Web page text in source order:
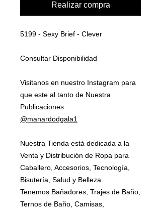
Realizar compra
5199 - Sexy Brief - Clever
Consultar Disponibilidad
Visitanos en nuestro Instagram para
que este al tanto de Nuestra
Publicaciones
@manardodgala1
Nuestra Tienda está dedicada a la
Venta y Distribución de Ropa para
Caballero, Accesorios, Tecnología,
Bisutería, Salud y Belleza.
Tenemos Bañadores, Trajes de Baño,
Ternos de Baño, Camisas,